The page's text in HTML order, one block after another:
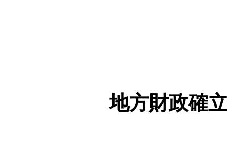
地方財政確